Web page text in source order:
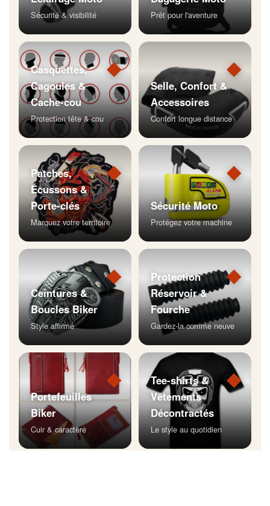
Sécurité & visibilité Prêt pour l'aventure
◆
Casquettes,
Cagoules &
Cache-cou
Protection tête & cou
◆
Selle, Confort &
Accessoires
Confort longue distance
◆
Patches,
Écussons &
Porte-clés
Marquez votre territoire
◆
Sécurité Moto
Protégez votre machine
◆
Ceintures &
Boucles Biker
Style affirmé
◆
Protection
Réservoir &
Fourche
Gardez-la comme neuve
◆
Portefeuilles
Biker
Cuir & caractère
◆
Tee-shirts &
Vêtements
Décontractés
Le style au quotidien